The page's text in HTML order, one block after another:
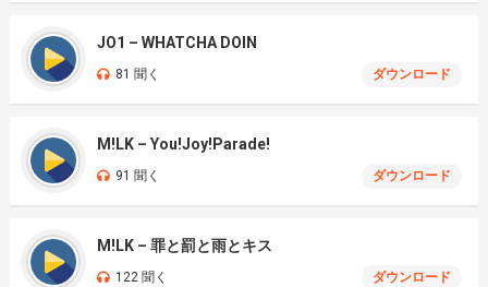
JO1 – WHATCHA DOIN
81 聞く ダウンロード
M!LK – You!Joy!Parade!
91 聞く ダウンロード
M!LK – 罪と罰と雨とキス
122 聞く ダウンロード